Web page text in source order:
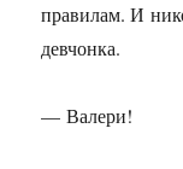
правилам. И
девчонка.
— Валери!